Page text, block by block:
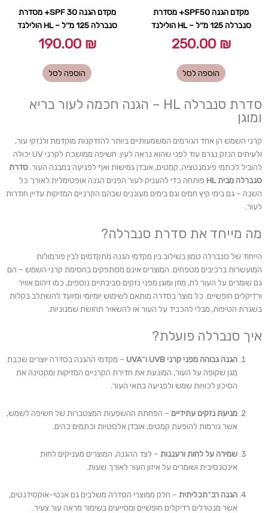
מקדם הגנה SPF50+ מסדרת
סנברלה 125 מ׳׳ל – HL הולילנד
250.00 ₪
הוספה לסל
מקדם הגנה SPF 30+ מסדרת
סנברלה 125 מ׳׳ל – HL הולילנד
190.00 ₪
הוספה לסל
סדרת סנברלה HL – הגנה חכמה לעור בריא
ומוגן
קרני השמש הן אחד הגורמים המשמעותיים ביותר להזדקנות מוקדמת ולנזקי עור,
ולעיתים הנזק נגרם עוד לפני שהוא נראה לעין. חשיפה ממושכת לקרני UV יכולה
להוביל לכתמי פיגמנטציה, קמטים, אובדן גמישות ואף לפגיעה במבנה העור. סדרת
סנברלה מבית HL
פותחה כדי להעניק לעור הפנים הגנה אופטימלית לאורך כל
השנה – גם בימי קיץ חמים וגם בימים מעוננים שבהם הקרניים המזיקות עדיין חודרות
לעור.
מה מייחד את סדרת סנברלה?
הייחוד של סנברלה טמון בשילוב בין מקדמי הגנה מתקדמים לבין פורמולות
המועשרות ברכיבים מטפחים. המוצרים אינם מסתפקים בחסימת קרני השמש – הם
גם שומרים על העור לח, מוזן ומוגן מפני נזקים סביבתיים נוספים, כמו זיהום אוויר
ורדיקלים חופשיים. כל מוצר בסדרה מותאם לשימוש יומיומי ומיועד להשתלב בקלות
בשגרת הטיפוח, מבלי להכביד על העור או להשאיר תחושת שמנוניות.
איך סנברלה פועלת?
הגנה גבוהה מפני קרני UVB ו־UVA
– מקדמי ההגנה בסדרה יוצרים שכבת
מגן שקופה על העור, המונעת את חדירת הקרניים המזיקות ומקטינה את
הסיכון לכוויות שמש ולפגיעה בתאי העור.
מניעת נזקים עתידיים – הפחתת ההשפעות המצטברות של חשיפה לשמש,
אשר גורמות להופעת קמטים, אובדן אלסטיות וכתמים כהים.
שמירה על לחות ורעננות – לצד ההגנה, המוצרים מעניקים לחות
אינטנסיבית ושומרים על איזון העור לאורך שעות.
הגנה רב־תכליתית – חלק ממוצרי הסדרה משלבים גם אנטי-אוקסידנטים,
אשר מנטרלים רדיקלים חופשיים ומסייעים בשימור מראה עור צעיר.